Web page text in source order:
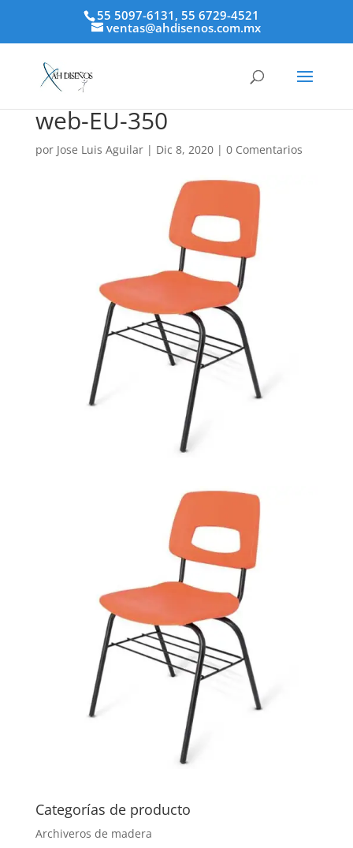
55 5097-6131, 55 6729-4521
ventas@ahdisenos.com.mx
web-EU-350
por Jose Luis Aguilar| Dic 8, 2020| 0 Comentarios
Categorías de producto
Archiveros de madera